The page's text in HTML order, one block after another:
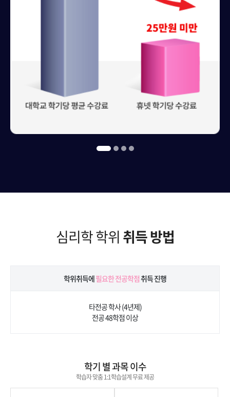
심리학 학위 취득 방법
학위취득에필요한 전공학점취득 진행
타전공 학사 (4년제)
전공 48학점 이상
학기 별 과목 이수
학습자 맞춤 1:1학습설계 무료 제공